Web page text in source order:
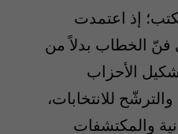
إذ اعتمدت
فنّ الخطاب بدلاً من
الأحزاب
والترشّح للانتخابات،
والمكتشفات